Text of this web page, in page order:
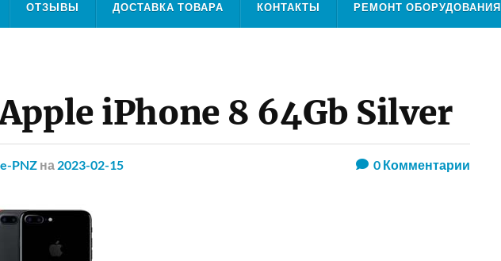
ОТЗЫВЫ ДОСТАВКА ТОВАРА КОНТАКТЫ РЕМОНТ ОБОРУДОВАНИЯ
iPhone 8 64Gb Silver
PNZ на 2023-02-15 0Комментарии